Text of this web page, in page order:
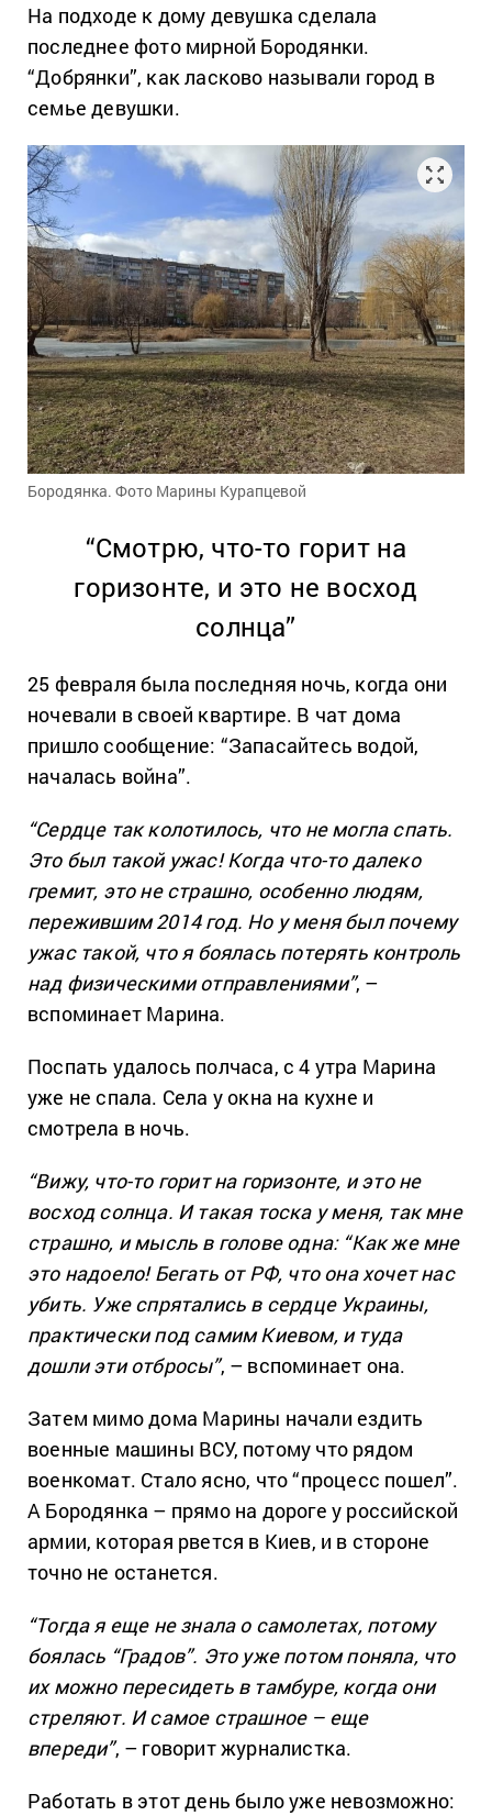
На подходе к дому девушка сделала
последнее фото мирной Бородянки.
“Добрянки”, как ласково называли город в
семье девушки.
Бородянка. Фото Марины Курапцевой
“Смотрю, что-то горит на
горизонте, и это не восход
солнца”
25 февраля была последняя ночь, когда они
ночевали в своей квартире. В чат дома
пришло сообщение: “Запасайтесь водой,
началась война”.
“Сердце так колотилось, что не могла спать.
Это был такой ужас! Когда что-то далеко
гремит, это не страшно, особенно людям,
пережившим 2014 год. Но у меня был почему
ужас такой, что я боялась потерять контроль
над физическими отправлениями”, –
вспоминает Марина.
Поспать удалось полчаса, с 4 утра Марина
уже не спала. Села у окна на кухне и
смотрела в ночь.
“Вижу, что-то горит на горизонте, и это не
восход солнца. И такая тоска у меня, так мне
страшно, и мысль в голове одна: “Как же мне
это надоело! Бегать от РФ, что она хочет нас
убить. Уже спрятались в сердце Украины,
практически под самим Киевом, и туда
дошли эти отбросы”, – вспоминает она.
Затем мимо дома Марины начали ездить
военные машины ВСУ, потому что рядом
военкомат. Стало ясно, что “процесс пошел”.
А Бородянка – прямо на дороге у российской
армии, которая рвется в Киев, и в стороне
точно не останется.
“Тогда я еще не знала о самолетах, потому
боялась “Градов”. Это уже потом поняла, что
их можно пересидеть в тамбуре, когда они
стреляют. И самое страшное – еще
впереди”, – говорит журналистка.
Работать в этот день было уже невозможно: